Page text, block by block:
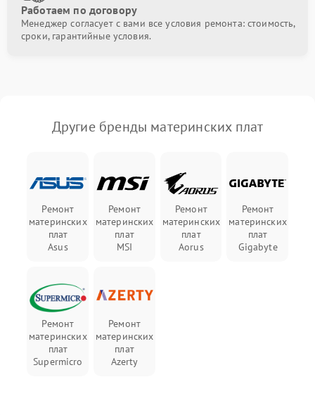
Работаем по договору
Менеджер согласует с вами все условия ремонта: стоимость,
сроки, гарантийные условия.
Другие бренды материнских плат
Ремонт
материнских
плат
Asus
Ремонт
материнских
плат
MSI
Ремонт
материнских
плат
Aorus
Ремонт
материнских
плат
Gigabyte
Ремонт
материнских
плат
Supermicro
Ремонт
материнских
плат
Azerty